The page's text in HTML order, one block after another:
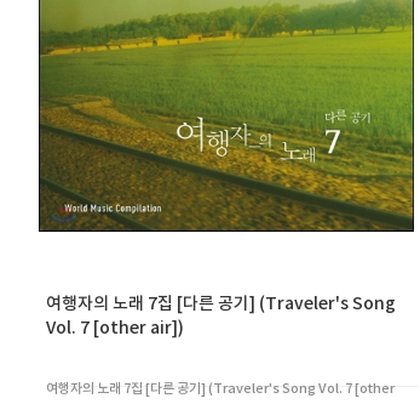
여행자의 노래 7집 [다른 공기] (Traveler's Song
Vol. 7 [other air])
여행자의 노래 7집 [다른 공기] (Traveler's Song Vol. 7 [other